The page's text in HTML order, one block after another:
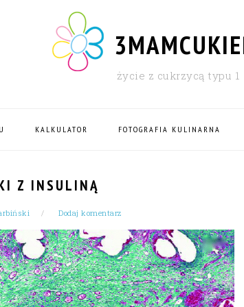
życie z cukrzycą typu 1
KALKULATOR FOTOGRAFIA KULINARNA
Z INSULINĄ
Dodaj komentarz